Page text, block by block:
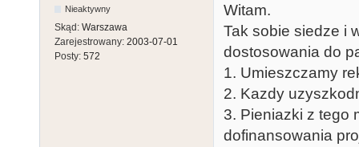
Nieaktywny
Skąd: Warszawa
Zarejestrowany: 2003-07-01
Posty: 572
Witam.
Tak sobie siedze i
dostosowania do
1. Umieszczamy
2. Kazdy
3. Pieniazki z tego
dofinansowania